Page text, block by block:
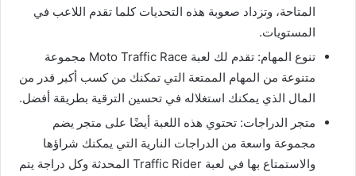
المتاحة، وتزداد صعوبة هذه التحديات كلما تقدم اللاعب في
المستويات.
تنوع المهام: تقدم لك لعبة Moto Traffic Race مجموعة
متنوعة من المهام الممتعة التي تمكنك من كسب أكبر قدر من
المال الذي يمكنك استغلاله في تحسين الترقية بطريقة أفضل.
متجر الدراجات: تحتوي هذه اللعبة أيضًا على متجر يضم
مجموعة واسعة من الدراجات النارية التي يمكنك شراؤها
والاستمتاع بها في لعبة Traffic Rider المحدثة وكل دراجة يتم